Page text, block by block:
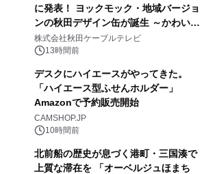
に発表！ ヨックモック・地域バージョ
ンの秋田デザイン缶が誕生 ～かわいい
秋田犬の子犬と秋田の四季と名所を巡
るパッケージ～ 9月1日(火)秋田県内で
株式会社秋田ケーブルテレビ
13時間前
デスクにハイエースがやってきた。
「ハイエース型ふせんホルダー」
Amazonで予約販売開始
CAMSHOP.JP
10時間前
北前船の歴史が息づく港町・三国湊で
上質な滞在を 「オーベルジュほまち